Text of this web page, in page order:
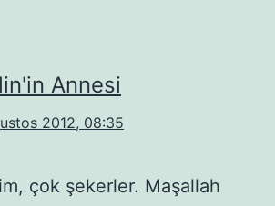
Annesi
2012, 08:35
çok şekerler. Maşallah